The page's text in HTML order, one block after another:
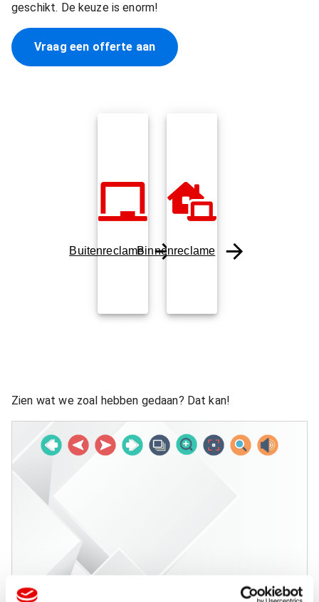
geschikt. De keuze is enorm!
Vraag een offerte aan
BuitenreclameBinnenreclame
Zien wat we zoal hebben gedaan? Dat kan!